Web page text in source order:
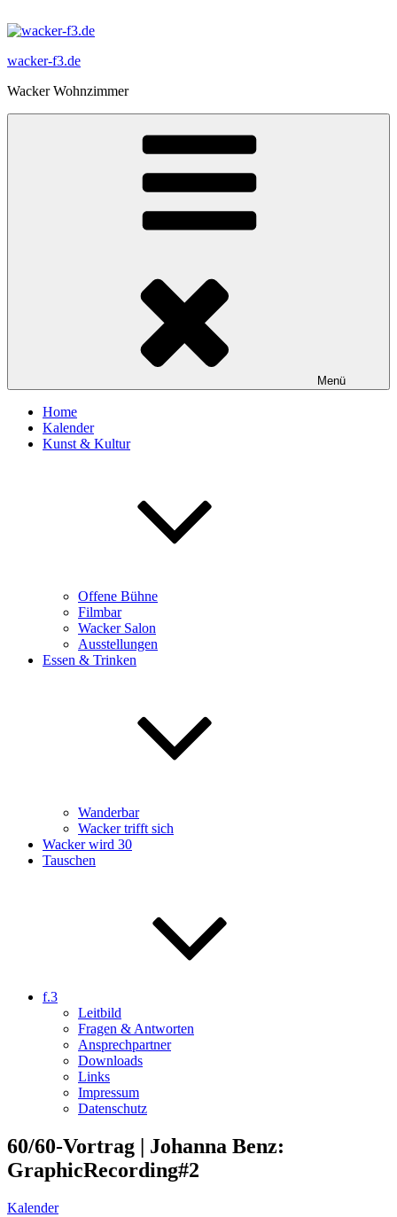
Inhalt
wacker-f3.de
Wacker Wohnzimmer
Menü
Home
Kalender
Kunst & Kultur
Offene Bühne
Filmbar
Wacker Salon
Ausstellungen
Essen & Trinken
Wanderbar
Wacker trifft sich
Wacker wird 30
Tauschen
f.3
Leitbild
Fragen & Antworten
Ansprechpartner
Downloads
Links
Impressum
Datenschutz
60/60-Vortrag | Johanna Benz:
GraphicRecording#2
Kalender